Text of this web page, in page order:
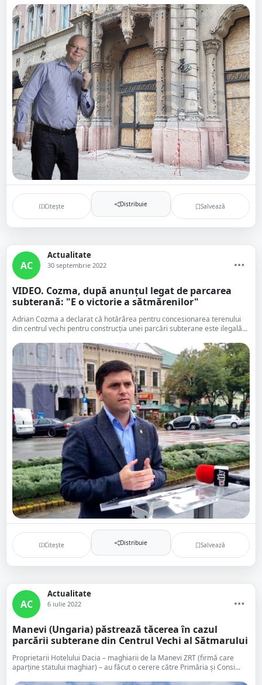
Citește Distribuie Salvează
AC
Actualitate
30 septembrie 2022
VIDEO. Cozma, după anunțul legat de parcarea
subterană: "E o victorie a sătmărenilor"
Adrian Cozma a declarat că hotărârea pentru concesionarea terenului
din centrul vechi pentru construcția unei parcări subterane este ilegală...
Citește Distribuie Salvează
AC
Actualitate
6 iulie 2022
Manevi (Ungaria) păstrează tăcerea în cazul
parcării subterane din Centrul Vechi al Sătmarului
Proprietarii Hotelului Dacia – maghiarii de la Manevi ZRT (firmă care
aparține statului maghiar) – au făcut o cerere către Primăria și Consi...